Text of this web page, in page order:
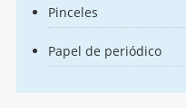
Pinceles
Papel de periódico